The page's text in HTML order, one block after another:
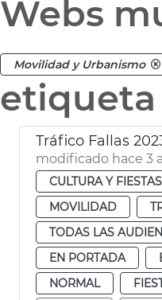
Webs
Movilidad y Urbanismo
etiqueta
Tráfico Fallas
modificado hace 3
CULTURA Y
MOVILIDAD
TODAS LAS
EN PORTADA
NORMAL